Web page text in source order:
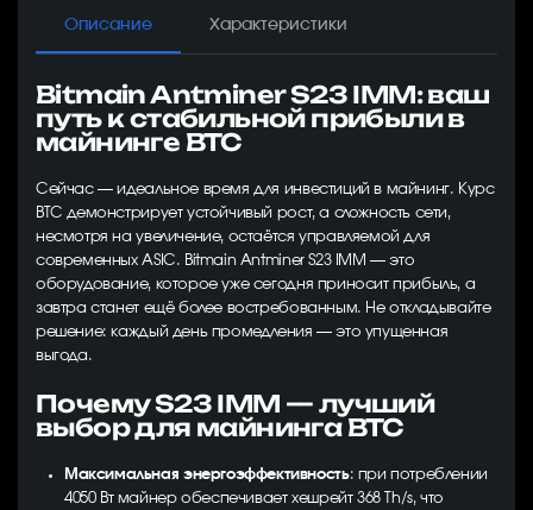
Описание Характеристики
Bitmain Antminer S23 IMM: ваш
путь к стабильной прибыли в
майнинге BTC
Сейчас — идеальное время для инвестиций в майнинг. Курс
BTC демонстрирует устойчивый рост, а сложность сети,
несмотря на увеличение, остаётся управляемой для
современных ASIC. Bitmain Antminer S23 IMM — это
оборудование, которое уже сегодня приносит прибыль, а
завтра станет ещё более востребованным. Не откладывайте
решение: каждый день промедления — это упущенная
выгода.
Почему S23 IMM — лучший
выбор для майнинга BTC
Максимальная энергоэффективность: при потреблении
4050 Вт майнер обеспечивает хешрейт 368 Th/s, что